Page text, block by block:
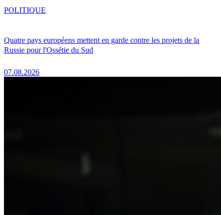
Quatre pays européens mettent en garde contre les projets de la
Russie pour l'Ossétie du Sud
07.08.2026
POLITIQUE